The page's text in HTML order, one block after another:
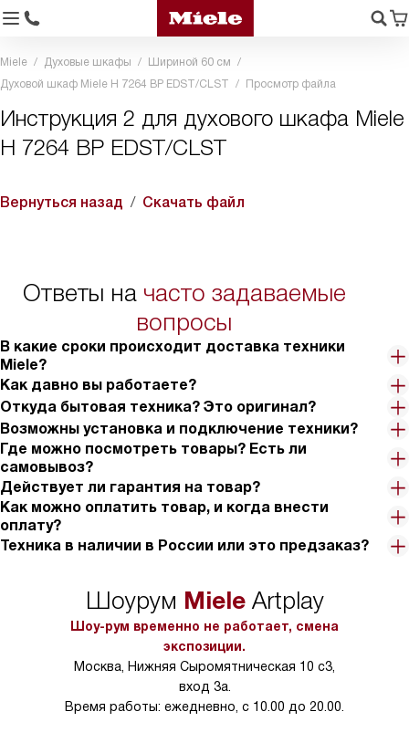
Miele Духовые шкафы
Шириной 60 см
Духовой шкаф Miele H 7264 BP EDST/CLST
Просмотр файла
Инструкция 2 для духового шкафа Miele
H 7264 BP EDST/CLST
Вернуться назад Скачать файл
Ответы на часто задаваемые
вопросы
В какие сроки происходит доставка техники
Miele?
Как давно вы работаете?
Откуда бытовая техника? Это оригинал?
Возможны установка и подключение техники?
Где можно посмотреть товары? Есть ли
самовывоз?
Действует ли гарантия на товар?
Как можно оплатить товар, и когда внести
оплату?
Техника в наличии в России или это предзаказ?
Шоурум MieleArtplay
Шоу-рум временно не работает, смена
экспозиции.
Москва, Нижняя Сыромятническая 10 с3,
вход 3а.
Время работы: ежедневно, с 10.00 до 20.00.